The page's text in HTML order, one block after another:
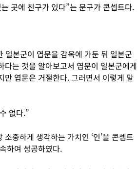
곳에 친구가 있다”는 문구가 콘셉트다.
일본군이 엽문을 감옥에 가둔 뒤 일본군
는 것을 알아보고서 엽문이 일본군에게
엽문은 거절한다. 그러면서 이렇게 말
없다.”
중하게 생각하는 가치인 ‘인’을 콘셉트
하여 성공하였다.